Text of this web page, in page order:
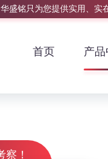
盛铭只为您提供实用、实
首页 产
！